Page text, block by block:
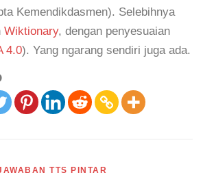
Kemendikdasmen). Selebihnya
Wiktionary, dengan penyesuaian
4.0). Yang ngarang sendiri juga ada.
TTS PINTAR